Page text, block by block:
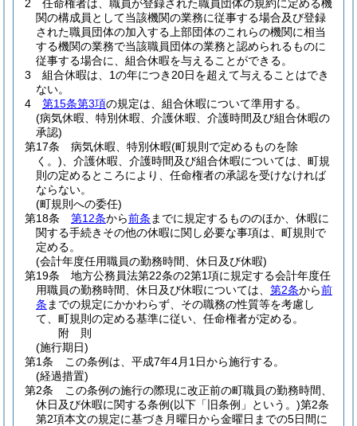
2
任命権者は、職員が登録された職員団体の規約に定める機
関の構成員として当該機関の業務に従事する場合及び登録
された職員団体の加入する上部団体のこれらの機関に相当
する機関の業務で当該職員団体の業務と認められるものに
従事する場合に、組合休暇を与えることができる。
3
組合休暇は、1の年につき20日を超えて与えることはでき
ない。
4
第15条第3項の規定は、組合休暇について準用する。
(病気休暇、特別休暇、介護休暇、介護時間及び組合休暇の
承認)
第17条
病気休暇、特別休暇(町規則で定めるものを除
く。) 、介護休暇、介護時間及び組合休暇については、町規
則の定めるところにより、任命権者の承認を受けなければ
ならない。
(町規則への委任)
第18条
第12条から前条 までに規定するもののほか、休暇に
関する手続きその他の休暇に関し必要な事項は、町規則で
定める。
(会計年度任用職員の勤務時間、休日及び休暇)
第19条
地方公務員法第22条の2第1項に規定する会計年度任
用職員の勤務時間、休日及び休暇については、 第2条から前
条 までの規定にかかわらず、その職務の性質等を考慮し
て、町規則の定める基準に従い、任命権者が定める。
附 則
(施行期日)
第1条
この条例は、平成7年4月1日から施行する。
(経過措置)
第2条
この条例の施行の際現に改正前の町職員の勤務時間、
休日及び休暇に関する条例(以下「旧条例」という。)第2条
第2項本文の規定に基づき月曜日から金曜日までの5日間に